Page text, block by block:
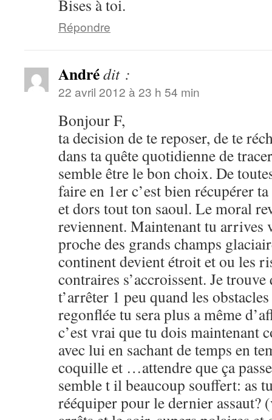
Bises à toi.
Répondre
Andrédit :
22 avril 2012 à 23 h 54 min
Bonjour F,
ta decision de te reposer, de te
dans ta quête quotidienne de
semble être le bon choix. De
faire en 1er c’est bien récupérer
et dors tout ton saoul. Le moral
reviennent. Maintenant tu arrives
proche des grands champs
continent devient étroit et ou les
contraires s’accroissent. Je trouve
t’arrêter 1 peu quand les
regonflée tu sera plus a même
c’est vrai que tu dois maintenant
avec lui en sachant de temps en
coquille et …attendre que ça
semble t il beaucoup souffert: as
rééquiper pour le dernier assaut?